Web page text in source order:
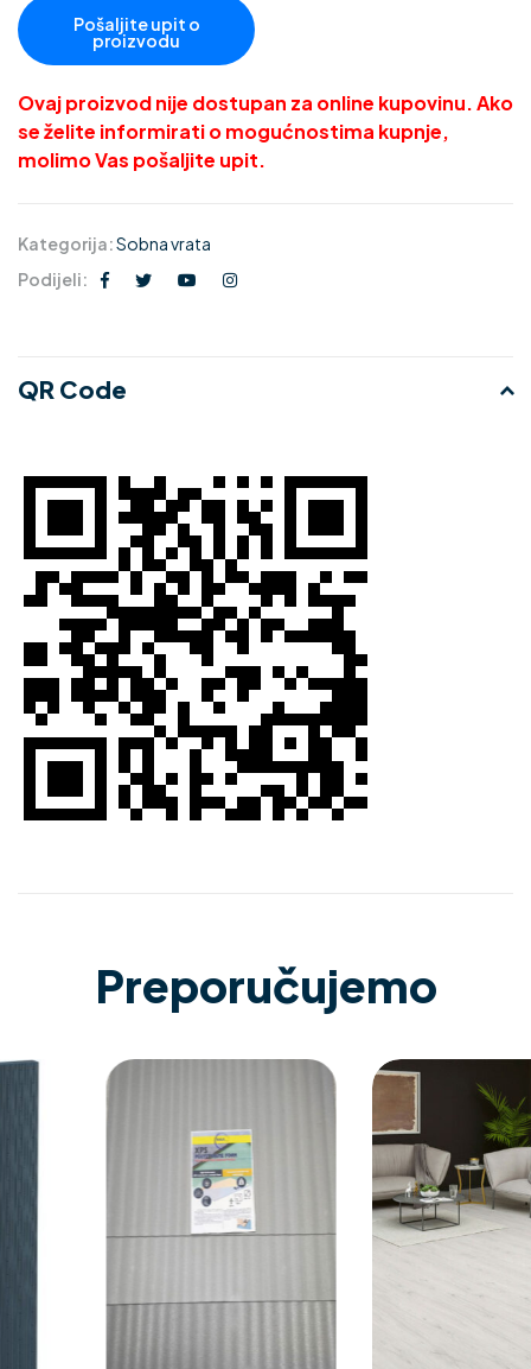
Ovaj proizvod nije dostupan za online kupovinu. Ako
se želite informirati o mogućnostima kupnje,
molimo Vas pošaljite upit.
Kategorija:Sobna vrata
Podijeli:
QR Code
Preporučujemo